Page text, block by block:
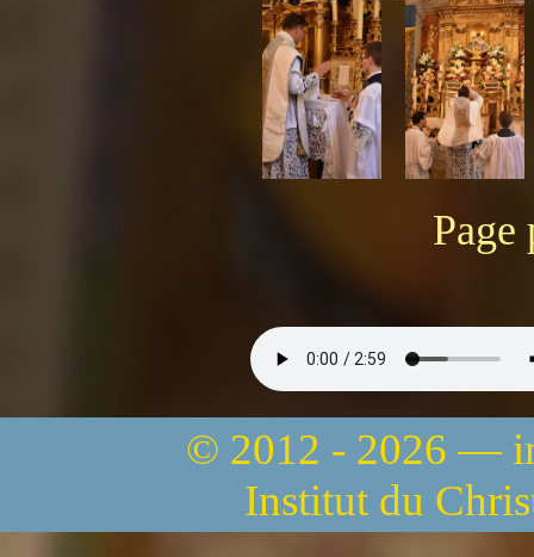
Page
© 2012 - 2026 —
Institut du